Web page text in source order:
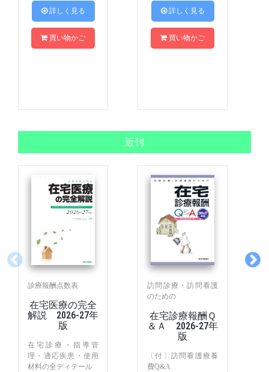
 詳しく見る
買い物かご
 詳しく見る
買い物かご
近刊
診療報酬点数表
在宅医療の完全
解説 2026-27年
版
在宅診療・指導管
理・適応疾患・使用
材料の全ディテール
訪問診療・訪問看護
のための
在宅診療報酬Ｑ
＆Ａ 2026-27年
版
〔付〕訪問看護療養
費Q&A